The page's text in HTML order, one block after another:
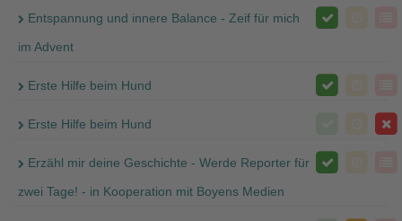
Entspannung und innere Balance - Zeif für mich
im Advent
Erste Hilfe beim Hund
Erste Hilfe beim Hund
Erzähl mir deine Geschichte - Werde Reporter für
zwei Tage! - in Kooperation mit Boyens Medien